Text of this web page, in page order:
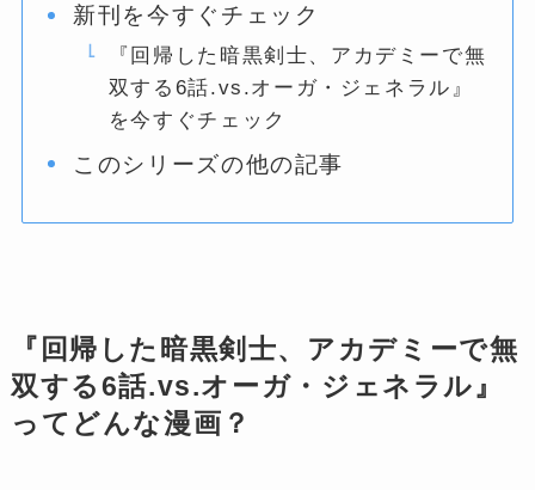
新刊を今すぐチェック
『回帰した暗黒剣士、アカデミーで無
双する6話.vs.オーガ・ジェネラル』
を今すぐチェック
このシリーズの他の記事
『回帰した暗黒剣士、アカデミーで無
双する6話.vs.オーガ・ジェネラル』
ってどんな漫画？